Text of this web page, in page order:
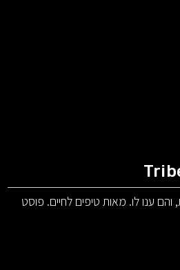
ענו לו. מאות טיפים לחיים. פוסט